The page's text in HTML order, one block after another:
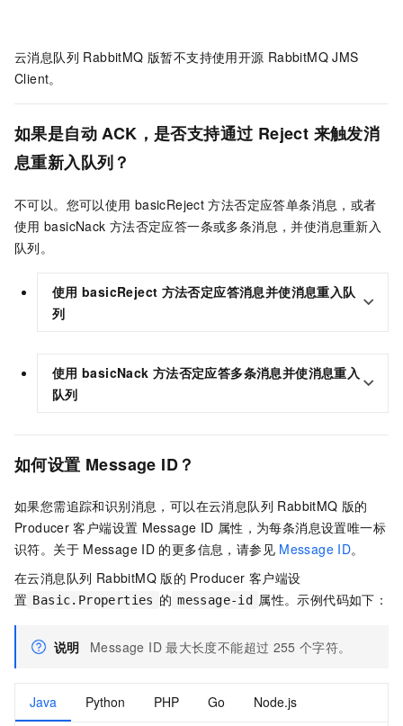
云消息队列 RabbitMQ 版暂不支持使用开源 RabbitMQ JMS
Client。
如果是自动 ACK，是否支持通过 Reject 来触发消
息重新入队列？
不可以。您可以使用 basicReject 方法否定应答单条消息，或者
使用 basicNack 方法否定应答一条或多条消息，并使消息重新入
队列。
使用 basicReject 方法否定应答消息并使消息重入队
列
使用 basicNack 方法否定应答多条消息并使消息重入
队列
如何设置 Message ID？
如果您需追踪和识别消息，可以在云消息队列 RabbitMQ 版的
Producer 客户端设置 Message ID 属性，为每条消息设置唯一标
识符。关于 Message ID 的更多信息，请参见 Message ID。
在云消息队列 RabbitMQ 版的 Producer 客户端设
置 Basic.Properties 的 message-id 属性。示例代码如下：
说明 Message ID 最大长度不能超过 255 个字符。
Java Python PHP Go Node.js